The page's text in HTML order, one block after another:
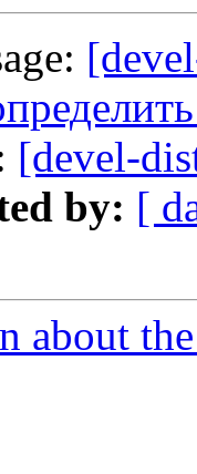
[devel-
by: [
about